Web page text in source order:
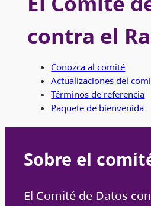
contra el
Conozca al comité
Actualizaciones del
Términos de referencia
Paquete de bienvenida
Sobre el
El Comité de Datos